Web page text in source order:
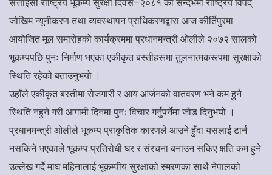
सत्ताइसौँ राष्ट्रिय भूकम्प सुरक्षा दिवस–२०८१ का सन्दर्भमा राष्ट्रिय विपद्
जोखिम न्यूनीकरण तथा व्यवस्थापन प्राधिकरणद्वारा आज कीर्तिपुरमा
आयोजित मूल समारोहको कार्यक्रममा प्रधानमन्त्री ओलीले २०७२ सालको
भूकम्पपछि पुनः निर्माण भएका एकीकृत बस्तीहरूमा तुलनात्मकरूपमा सुरक्षाको
स्थिति रहेको बताउनुभयो ।
उहाँले एकीकृत बस्तीमा रोजगारी र आय आर्जनको वातवरण भने कम हुने
स्थिति नहुने गरी आगामी दिनमा पुनः विचार गर्नुपर्नेमा जोड दिनुभयो ।
प्रधानमन्त्री ओलीले भूकम्प प्राकृतिक कारणले आउने हुँदा यसलाई टार्न
नसकिने भएकाले भूकम्प प्रतिरोधी घर र संरचना बनाउन सकिए क्षति कम हुने
उल्लेख गर्दैे माघ महिनालाई भूकम्पीय सुरक्षाको स्मरणका साथै नेपालको